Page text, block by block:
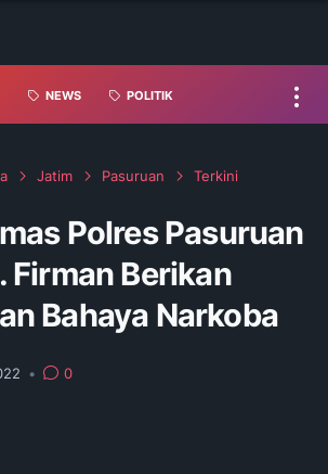
NEWS POLITIK
Jatim Pasuruan Terkini
Polres Pasuruan
Firman Berikan
Bahaya Narkoba
•
0